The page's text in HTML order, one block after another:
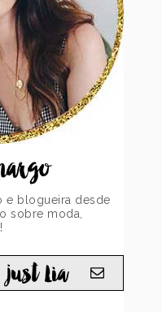
e blogueira desde
sobre moda,
Lia